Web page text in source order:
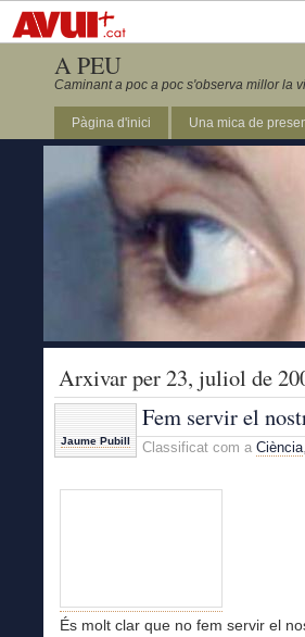
A PEU
Caminant a poc a poc s'observa millor la
Pàgina d'inici Una mica de
Arxivar per 23, juliol de
Jaume Pubill
Fem servir el
Classificat com a Ciència,
És molt clar que no fem servir el